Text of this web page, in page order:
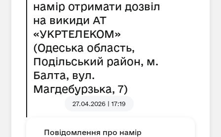
намір отримати дозвіл
на викиди АТ
«УКРТЕЛЕКОМ»
(Одеська область,
Подільський район, м.
Балта, вул.
Магдебурзька, 7)
27.04.2026 | 17:19
Повідомлення про намір